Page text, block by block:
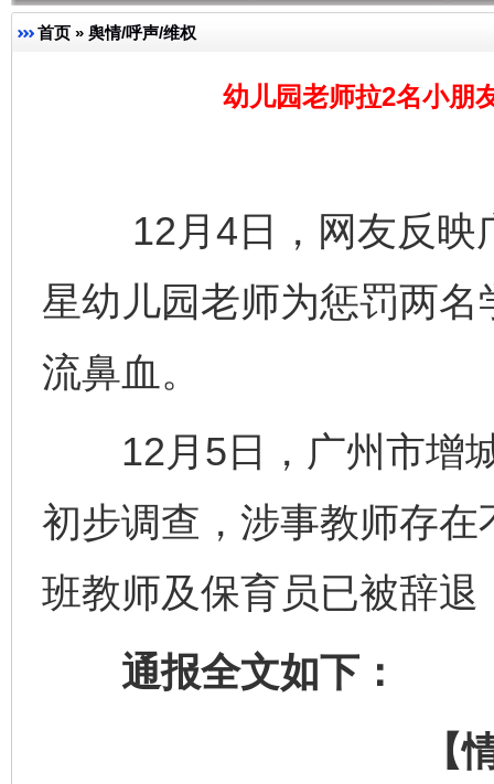
首页 » 舆情/呼声/维权
幼儿园老师拉2名小朋
12月4日，网友反映
星幼儿园老师为惩罚两
流鼻血。
12月5日，广州市增城
初步调查，涉事教师存
班教师及保育员已被辞
通报全文如下：
【